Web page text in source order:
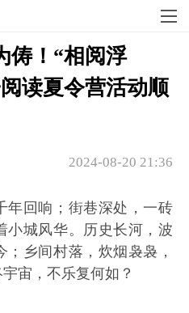
俦！“相阅浮
读夏令营活动顺
2024-08-20 21:36
年回响；街巷深处，一砖
小城风华。历史长河，波
乡间村落，炊烟袅袅，
宙，不乐复何如？